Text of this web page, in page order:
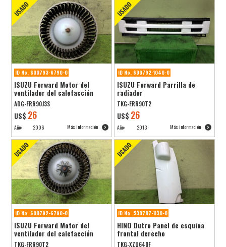
ID No. 600793-6790-0
ISUZU Forward Motor del
ventilador del calefacción
ADG-FRR90J3S
US$ 26
Año: 2006 Más información
ID No. 600792-1040-0
ISUZU Forward Parrilla de
radiador
TKG-FRR90T2
US$ 26
Año: 2013 Más información
ID No. 600792-6790-0
ISUZU Forward Motor del
ventilador del calefacción
TKG-FRR90T2
ID No. 530787-1130-0
HINO Dutro Panel de esquina
frontal derecho
TKG-XZU640F